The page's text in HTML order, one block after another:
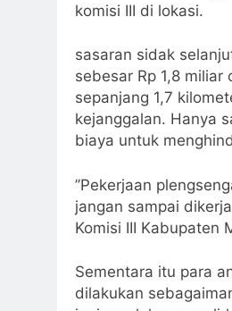
komisi III di lokasi.
sasaran sidak
sebesar Rp 1,8
sepanjang 1,7
kejanggalan. Hanya
biaya untuk
’’Pekerjaan
jangan sampai
Komisi III Kabupaten
Sementara itu para
dilakukan